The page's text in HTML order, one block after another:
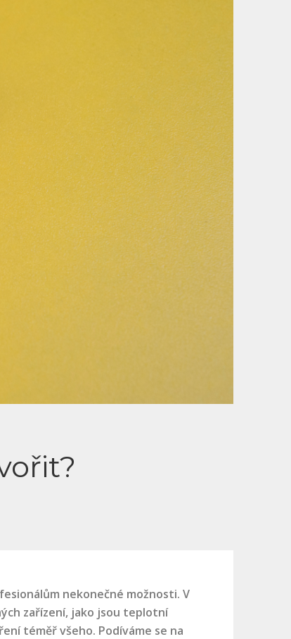
nekonečné možnosti. V
zařízení, jako jsou teplotní
téměř všeho. Podíváme se na